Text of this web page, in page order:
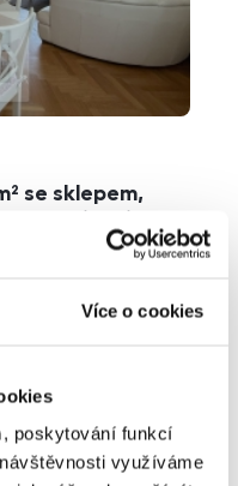
Více o cookies
poskytování funkcí
využíváme
se sklepem,